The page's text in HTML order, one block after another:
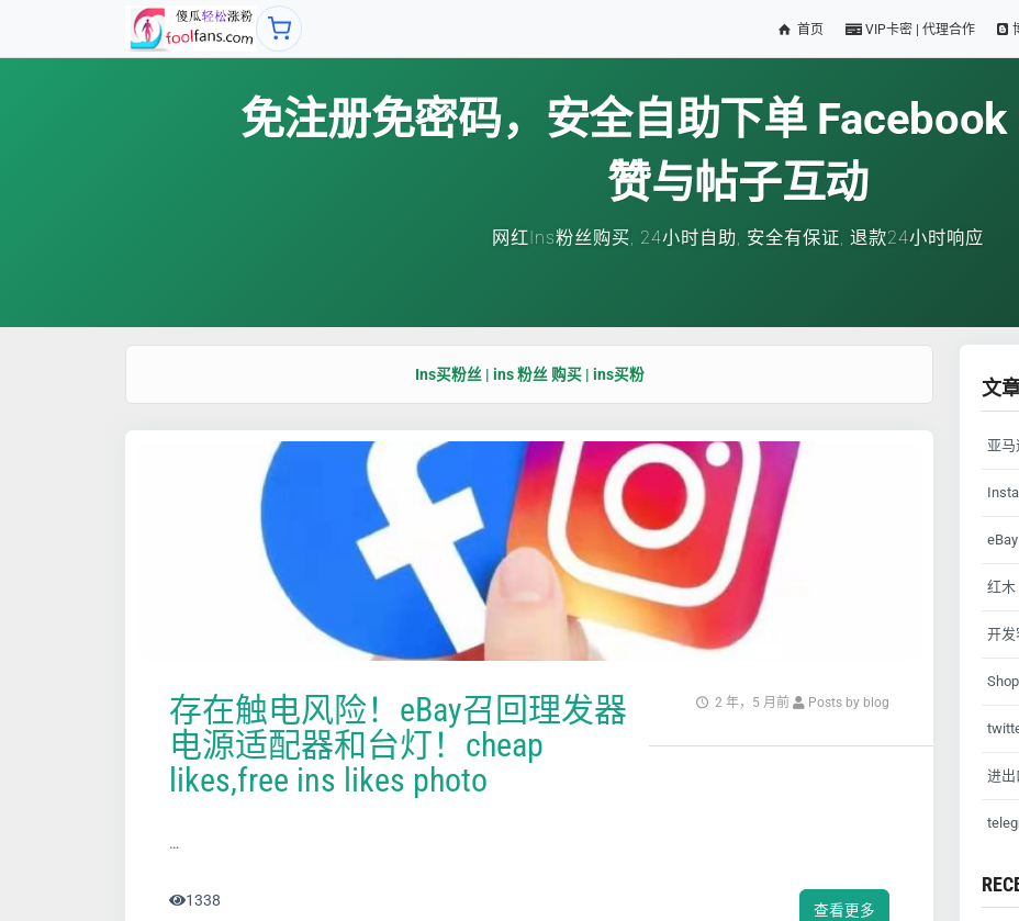
首页 VIP卡密 | 代理合作
免注册免密码，安全自助下单
赞与帖子互动
网红Ins粉丝购买, 24小时自助, 安全有保证, 退款24小时响应
Ins买粉丝 | ins 粉丝 购买 | ins买粉
2 年，5 月前 Posts by blog
存在触电风险！eBay召回理发器
电源适配器和台灯！cheap
likes,free ins likes photo
…
查看更多
1338
文
亚马
eBay
红木
开发
进出